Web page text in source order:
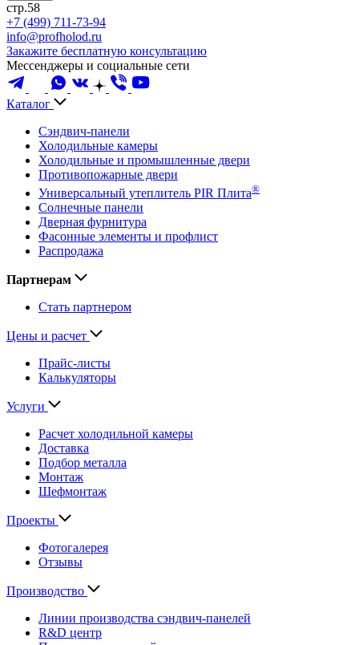
стр.58
+7 (499) 711-73-94
info@profholod.ru
Закажите бесплатную консультацию
Мессенджеры и социальные сети
Каталог
Сэндвич-панели
Холодильные камеры
Холодильные и промышленные двери
Противопожарные двери
Универсальный утеплитель PIR Плита®
Солнечные панели
Дверная фурнитура
Фасонные элементы и профлист
Распродажа
Партнерам
Стать партнером
Цены и расчет
Прайс-листы
Калькуляторы
Услуги
Расчет холодильной камеры
Доставка
Подбор металла
Монтаж
Шефмонтаж
Проекты
Фотогалерея
Отзывы
Производство
Линии производства сэндвич-панелей
R&D центр